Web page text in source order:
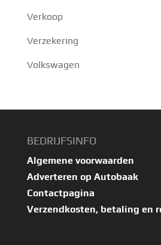
Verkoop
Verzekering
Volkswagen
BEDRIJFSINFO
Algemene voorwaarden
Adverteren op Autobaak
Contactpagina
Verzendkosten, betaling en